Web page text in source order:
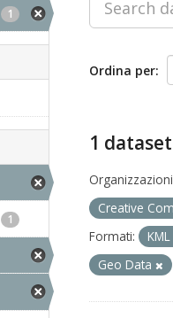
1
1
Ordina per
1
Creative
Formati:
KML
Geo Data